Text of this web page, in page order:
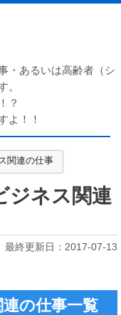
・あるいは高齢者（シ
。
？
よ！！
関連の仕事
ジネス関連
最終更新日：2017-07-13
の仕事一覧